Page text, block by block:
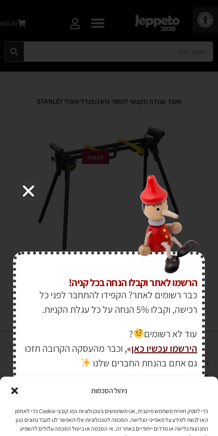
פתח סרגל נגישות
ניהול הסכמות
כדי לספק חוויית משתמש מיטבית, אנו משתמשים בטכנולוגיות כמו קובצי Cookie כדי לאחסן
ו/או לגשת למידע על מאפייני הגלישה. הסכמה לטכנולוגיות אלו תאפשר לנו לעבד נתונים כגון
התנהגות גלישה או מדדים ייחודיים באתר זה. אי הסכמה או ביטול הסכמה עלולים להשפיע
₪0.00
סטנד עבודה מקצועי למסור גרונג/פנדל סטנלי STANLEY
מבצע!
והעומד בתקן אבטחה PCI DSS Level-1
לתקנון האתר»
הרשמו לאתר וקבלו הנחה בכל קניה!
כבר רשומים לאתר? הקפידו להתחבר לפני כל
רכישה, וקבלו 5% הנחה על כל עגלת הקניות.
עוד לא רשומים
?
הירשמו עכשיו כאן»
, וכבר מהעסקה הקרובה תזכו
גם אתם בהנחת החברים שלנו